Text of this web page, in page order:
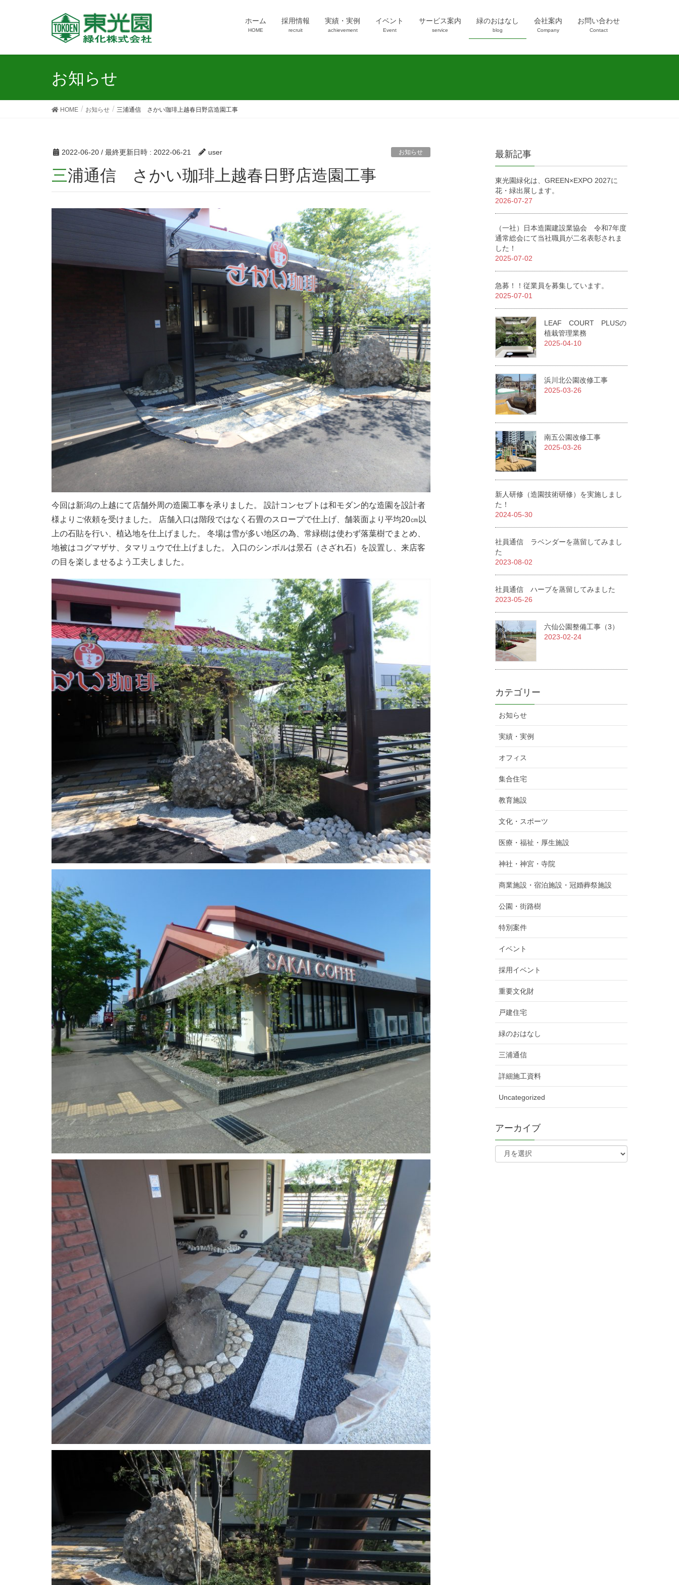
ホーム
HOME
採用情報
recruit
実績・実例
achievement
イベント
Event
サービス案内
service
緑のおはなし
blog
会社案内
Company
お問い合わせ
Contact
お知らせ
HOME お知らせ 三浦通信 さかい珈琲上越春日野店造園工事
2022-06-20 / 最終更新日時 : 2022-06-21 user お知らせ
三浦通信 さかい珈琲上越春日野店造園工事
今回は新潟の上越にて店舗外周の造園工事を承りました。 設計コンセプトは和モダン的な造園を設計者
様よりご依頼を受けました。 店舗入口は階段ではなく石畳のスロープで仕上げ、舗装面より平均20㎝以
上の石貼を行い、植込地を仕上げました。 冬場は雪が多い地区の為、常緑樹は使わず落葉樹でまとめ、
地被はコグマザサ、タマリュウで仕上げました。 入口のシンボルは景石（さざれ石）を設置し、来店客
の目を楽しませるよう工夫しました。
最新記事
東光園緑化は、GREEN×EXPO 2027に
花・緑出展します。
2026-07-27
（一社）日本造園建設業協会 令和7年度
通常総会にて当社職員が二名表彰されま
した！
2025-07-02
急募！！従業員を募集しています。
2025-07-01
LEAF COURT PLUSの
植栽管理業務
2025-04-10
浜川北公園改修工事
2025-03-26
南五公園改修工事
2025-03-26
新人研修（造園技術研修）を実施しまし
た！
2024-05-30
社員通信 ラベンダーを蒸留してみまし
た
2023-08-02
社員通信 ハーブを蒸留してみました
2023-05-26
六仙公園整備工事（3）
2023-02-24
カテゴリー
お知らせ
実績・実例
オフィス
集合住宅
教育施設
文化・スポーツ
医療・福祉・厚生施設
神社・神宮・寺院
商業施設・宿泊施設・冠婚葬祭施設
公園・街路樹
特別案件
イベント
採用イベント
重要文化財
戸建住宅
緑のおはなし
三浦通信
詳細施工資料
Uncategorized
アーカイブ